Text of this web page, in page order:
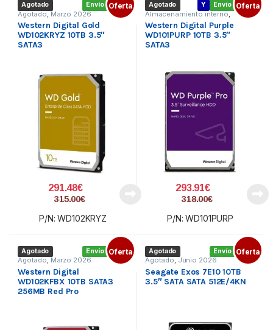
Envío gratis
Agotado Oferta
Agotado,Marzo 2026
Western Digital Gold
WD102KRYZ 10TB 3.5″
SATA3
291.48€
315.00€
P/N: WD102KRYZ
Envío gratis
Y
Agotado Oferta
Almacenamiento interno,
Componentes , Disco duro 3.5
Western Digital Purple
WD101PURP 10TB 3.5″
SATA3
293.91€
318.00€
P/N: WD101PURP
Envío gratis
Agotado Oferta
Agotado, Marzo 2026
Western Digital
WD102KFBX 10TB SATA3
256MB Red Pro
Envío gratis
Agotado Oferta
Agotado, Junio 2026
Seagate Exos 7E10 10TB
3.5″ SATA SATA 512E/4KN